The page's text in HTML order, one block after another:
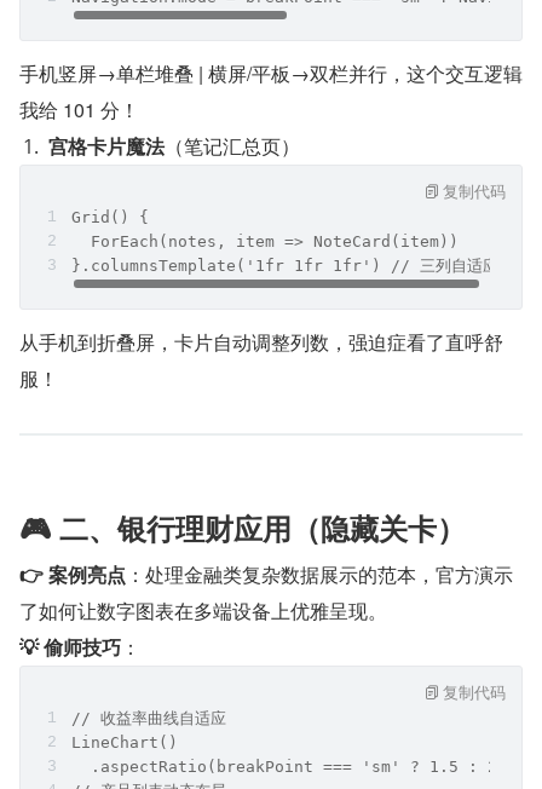
手机竖屏→单栏堆叠 | 横屏/平板→双栏并行，这个交互逻辑
我给 101 分！
宫格卡片魔法（笔记汇总页）
Grid() {
  ForEach(notes, item => NoteCard(item))
}.columnsTemplate('1fr 1fr 1fr') // 三列自适应
复制代码
从手机到折叠屏，卡片自动调整列数，强迫症看了直呼舒
服！
🎮 二、银行理财应用（隐藏关卡）
👉 案例亮点 ：处理金融类复杂数据展示的范本，官方演示
了如何让数字图表在多端设备上优雅呈现。
💡 偷师技巧 ：
// 收益率曲线自适应
LineChart()
  .aspectRatio(breakPoint === 'sm' ? 1.5 : 2.3)
复制代码